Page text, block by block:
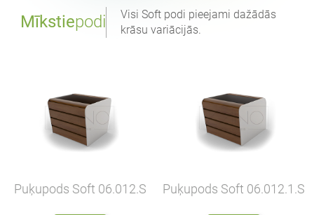
Mīkstiepodi
Visi Soft podi pieejami dažādās
krāsu variācijās.
Puķupods Soft 06.012.S Puķupods Soft 06.012.1.S